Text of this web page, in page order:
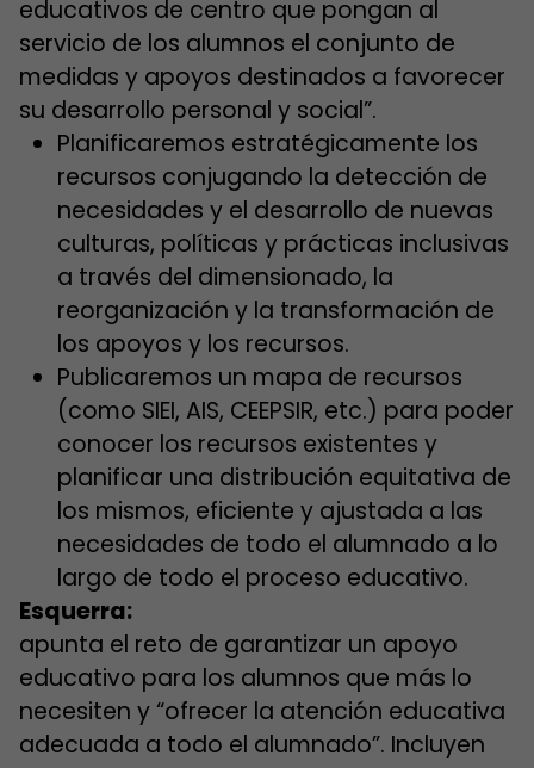
educativos de centro que pongan al
servicio de los alumnos el conjunto de
medidas y apoyos destinados a favorecer
su desarrollo personal y social”.
Planificaremos estratégicamente los
recursos conjugando la detección de
necesidades y el desarrollo de nuevas
culturas, políticas y prácticas inclusivas
a través del dimensionado, la
reorganización y la transformación de
los apoyos y los recursos.
Publicaremos un mapa de recursos
(como SIEI, AIS, CEEPSIR, etc.) para poder
conocer los recursos existentes y
planificar una distribución equitativa de
los mismos, eficiente y ajustada a las
necesidades de todo el alumnado a lo
largo de todo el proceso educativo.
Esquerra:
apunta el reto de garantizar un apoyo
educativo para los alumnos que más lo
necesiten y “ofrecer la atención educativa
adecuada a todo el alumnado”. Incluyen